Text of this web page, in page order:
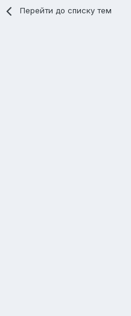
Перейти до списку тем